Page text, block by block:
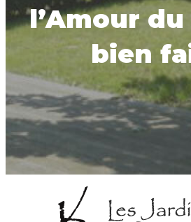
l’Amour
bien